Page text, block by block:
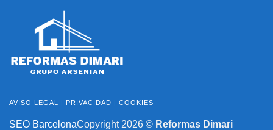
AVISO LEGAL | PRIVACIDAD | COOKIES
SEO BarcelonaCopyright 2026 © Reformas Dimari